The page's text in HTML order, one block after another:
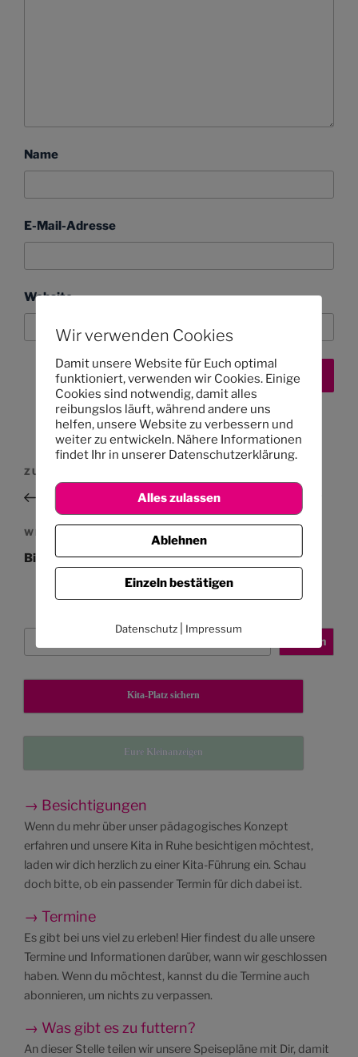
Name
E-Mail-Adresse
Website
Beitragsnavigation
Vorheriger
Beitrag
ZURÜCK
Übersicht Vorschularbeit 2010/2011 1. Halbjahr
Nächster
Beitrag
WEITER
Bitte am 8.10.2010 alle Sachen mitnehmen
Suchen
Kita-Platz sichern
Eure Kleinanzeigen
→ Besichtigungen
Wenn du mehr über unser pädagogisches Konzept
erfahren und unsere Kita in Ruhe besichtigen möchtest,
laden wir dich herzlich zu einer Kita-Führung ein. Schau
doch bitte, ob ein passender Termin für dich dabei ist.
→ Termine
Es gibt bei uns viel zu erleben! Hier findest du alle unsere
Termine und Informationen darüber, wann wir geschlossen
haben. Wenn du möchtest, kannst du die Termine auch
abonnieren, um nichts zu verpassen.
→ Was gibt es zu futtern?
An dieser Stelle teilen wir unsere Speisepläne mit Dir, damit
Wir verwenden Cookies
Damit unsere Website für Euch optimal
funktioniert, verwenden wir Cookies. Einige
Cookies sind notwendig, damit alles
reibungslos läuft, während andere uns
helfen, unsere Website zu verbessern und
weiter zu entwickeln. Nähere Informationen
findet Ihr in unserer Datenschutzerklärung.
Alles zulassen
Ablehnen
Einzeln bestätigen
Datenschutz Impressum